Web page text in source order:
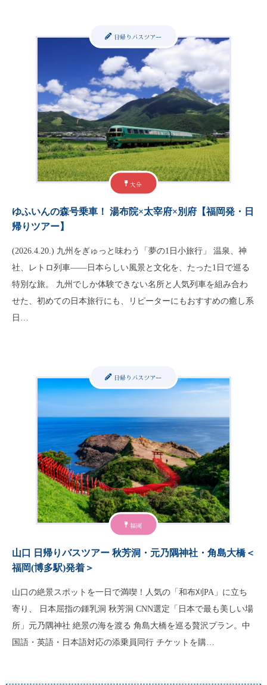
大分
日帰りバスツアー
ゆふいんの森号乗車！ 湯布院×太宰府×別府【福岡発・日
帰りツアー】
(2026.4.20.) 九州をぎゅっと味わう「夢の1日小旅行」 温泉、神
社、レトロ列車——日本らしい風景と文化を、たった1日で巡る
特別な旅。 九州でしか体験できない名所と人気列車を組み合わ
せた、初めての日本旅行にも、リピーターにもおすすめの癒し系
日…
福岡
日帰りバスツアー
山口 日帰りバスツアー 秋芳洞・元乃隅神社・角島大橋＜
福岡(博多駅)発着＞
山口の絶景スポットを一日で満喫！人気の「和布刈PA」に立ち
寄り、 日本屈指の鍾乳洞 秋芳洞 CNN選定「日本で最も美しい場
所」元乃隅神社 絶景の海を渡る 角島大橋を巡る贅沢プラン。中
国語・英語・日本語対応の添乗員同行 チケットを購…